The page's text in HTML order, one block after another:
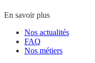
En savoir plus
Nos actualités
FAQ
Nos métiers